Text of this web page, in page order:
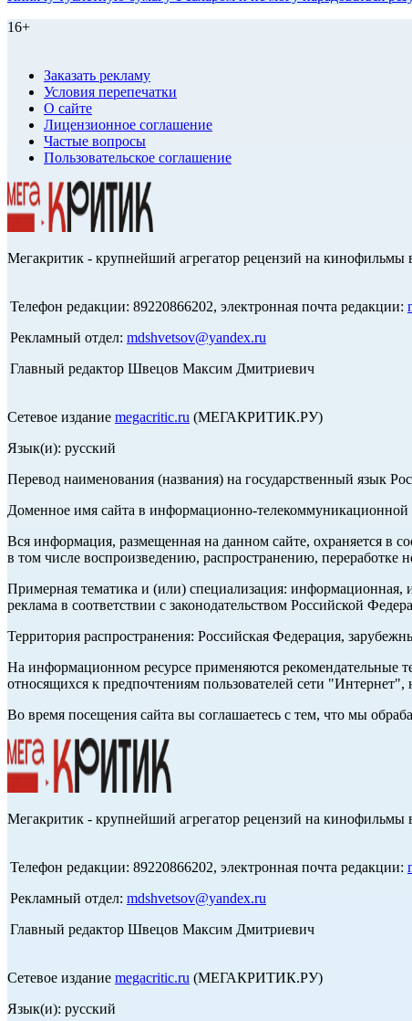
16+
Заказать рекламу
Условия перепечатки
О сайте
Лицензионное соглашение
Частые вопросы
Пользовательское соглашение
Мегакритик - крупнейший агрегатор рецензий на кинофильмы
Телефон редакции: 89220866202, электронная почта редакции:
Рекламный отдел: mdshvetsov@yandex.ru
Главный редактор Швецов Максим Дмитриевич
Сетевое издание megacritic.ru (МЕГАКРИТИК.РУ)
Язык(и): русский
Перевод наименования (названия) на государственный язык
Доменное имя сайта в информационно-телекоммуникационной
Вся информация, размещенная на данном сайте, охраняется в
в том числе воспроизведению, распространению, переработке
Примерная тематика и (или) специализация: информационная,
реклама в соответствии с законодательством Российской
Территория распространения: Российская Федерация,
На информационном ресурсе применяются рекомендательные
относящихся к предпочтениям пользователей сети
Во время посещения сайта вы соглашаетесь с тем, что мы
Мегакритик - крупнейший агрегатор рецензий на кинофильмы
Телефон редакции: 89220866202, электронная почта редакции:
Рекламный отдел: mdshvetsov@yandex.ru
Главный редактор Швецов Максим Дмитриевич
Сетевое издание megacritic.ru (МЕГАКРИТИК.РУ)
Язык(и): русский